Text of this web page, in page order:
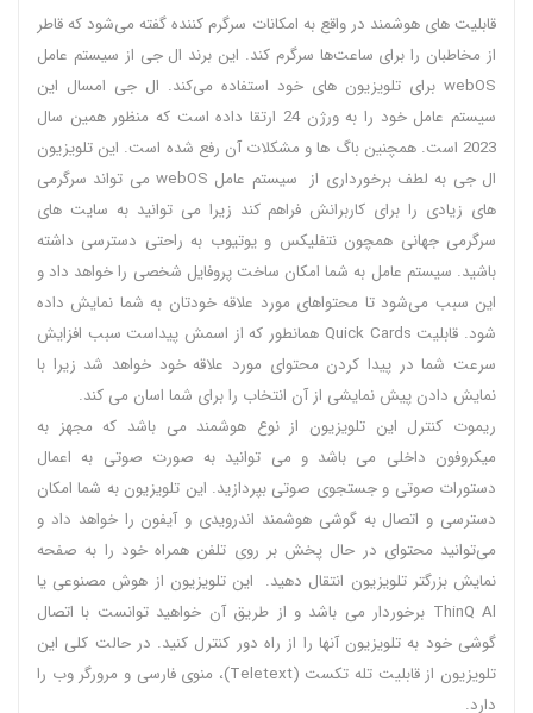
قابلیت‌ های هوشمند در واقع به امکانات سرگرم کننده گفته می‌شود که قاطر
از مخاطبان را برای ساعت‌ها سرگرم کند. این برند ال جی از سیستم عامل
webOS برای تلویزیون‌ های خود استفاده می‌کند. ال جی امسال این
سیستم عامل خود را به ورژن 24 ارتقا داده است که منظور همین سال
2023 است. همچنین باگ‌ ها و مشکلات آن رفع شده است. این تلویزیون
ال جی به لطف برخورداری از سیستم عامل webOS می تواند سرگرمی
های زیادی را برای کاربرانش فراهم کند زیرا می‌ توانید به سایت های
سرگرمی جهانی همچون نتفلیکس و یوتیوب به راحتی دسترسی داشته
باشید. سیستم عامل به شما امکان ساخت پروفایل شخصی را خواهد داد و
این سبب می‌شود تا محتواهای مورد علاقه خودتان به شما نمایش داده
شود. قابلیت Quick Cards همانطور که از اسمش پیداست سبب افزایش
سرعت شما در پیدا کردن محتوای مورد علاقه خود خواهد شد زیرا با
نمایش دادن پیش نمایشی از آن انتخاب را برای شما اسان می کند.
ریموت کنترل این تلویزیون از نوع هوشمند می باشد که مجهز به
میکروفون داخلی می‌ باشد و می‌ توانید به صورت صوتی به اعمال
دستورات صوتی و جستجوی صوتی بپردازید. این تلویزیون به شما امکان
دسترسی و اتصال به گوشی هوشمند اندرویدی و آیفون را خواهد داد و
می‌توانید محتوای در حال پخش بر روی تلفن همراه خود را به صفحه
نمایش بزرگتر تلویزیون انتقال دهید. این تلویزیون از هوش مصنوعی یا
ThinQ Al برخوردار می باشد و از طریق آن خواهید توانست با اتصال
گوشی خود به تلویزیون آنها را از راه دور کنترل کنید. در حالت کلی این
تلویزیون از قابلیت تله تکست (Teletext)، منوی فارسی و مرورگر وب را
دارد.